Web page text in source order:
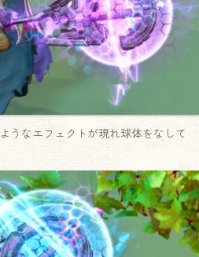
うなエフェクトが現れ球体をなして